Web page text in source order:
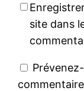
site dans